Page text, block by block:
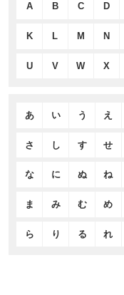
A B C D
K L M N
U V W X
あ い う え
さ し す せ
な に ぬ ね
ま み む め
ら り る れ